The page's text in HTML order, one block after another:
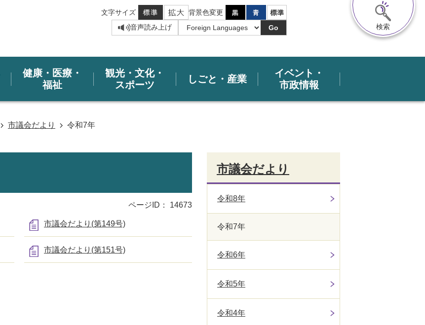
文字サイズ
背景色変更
音声読み上げ
Go 検索
健康・医療・
福祉
観光・文化・
スポーツ
しごと・産業
イベント・
市政情報
市議会だより 令和7年
ページID： 14673
市議会だより(第149号)
市議会だより(第151号)
市議会だより
令和8年
令和7年
令和6年
令和5年
令和4年